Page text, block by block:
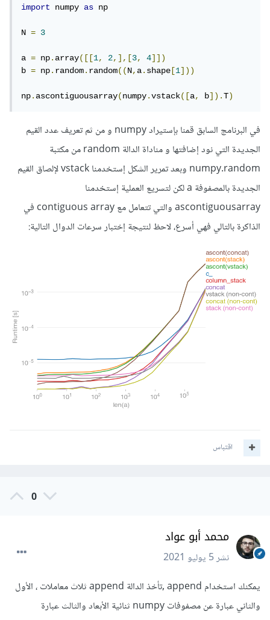
import numpy as np
N = 3
a = np.array([[1, 2,],[3, 4]])
b = np.random.random((N,a.shape [1]))
np.ascontiguousarray(numpy.vstack([a, b]).T)
في البرنامج السابق قمنا بإستيراد numpy و من ثم تعريف عدد القيم
الجديدة التي نود إضافتها و مناداة الدالة random من مكتبة
numpy.random وبعد تمرير الشكل إستخدمنا vstack لإلصاق القيم
الجديدة بالمصفوفة a لكن لتسريع العملية إستخدمنا
ascontiguousarray والتي تتعامل مع contiguous array في
الذاكرة بالتالي فهي أسرع، لاحظ لنتيجة إختبار سرعات الدوال التالية:
اقتباس
0
محمد أبو عواد
نشر5 يوليو 2021
يمكنك استخدام append ,تأخذ الدالة append ثلاث معاملات ، الأول
والثاني عبارة عن مصفوفات numpy ثنائية الأبعاد والثالث عبارة